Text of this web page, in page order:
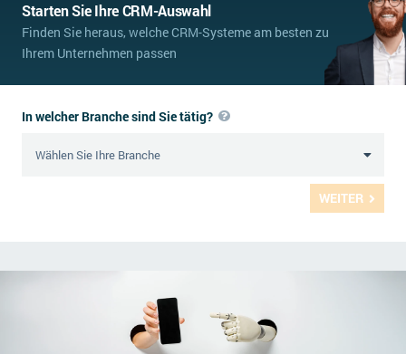
Starten Sie Ihre CRM-Auswahl
Finden Sie heraus, welche CRM-Systeme am besten zu
Ihrem Unternehmen passen
WEITER
In welcher Branche sind Sie tätig?